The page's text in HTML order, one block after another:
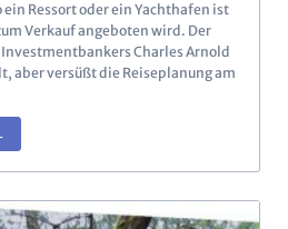
Ressort oder ein Yachthafen ist
Verkauf angeboten wird. Der
Charles Arnold
aber versüßt die Reiseplanung am